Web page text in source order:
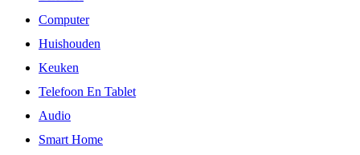
Computer
Huishouden
Keuken
Telefoon En Tablet
Audio
Smart Home